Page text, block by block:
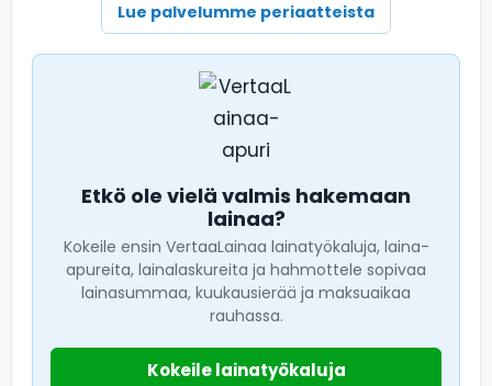
Lue palvelumme periaatteista
Etkö ole vielä valmis hakemaan
lainaa?
Kokeile ensin VertaaLainaa lainatyökaluja, laina-
apureita, lainalaskureita ja hahmottele sopivaa
lainasummaa, kuukausierää ja maksuaikaa
rauhassa.
Kokeile lainatyökaluja